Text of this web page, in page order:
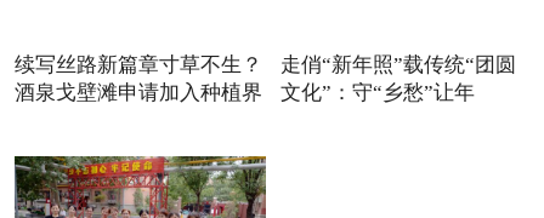
续写丝路新篇章寸草不生？
酒泉戈壁滩申请加入种植界
走俏“新年照”载传统“团圆
文化”：守“乡愁”让年